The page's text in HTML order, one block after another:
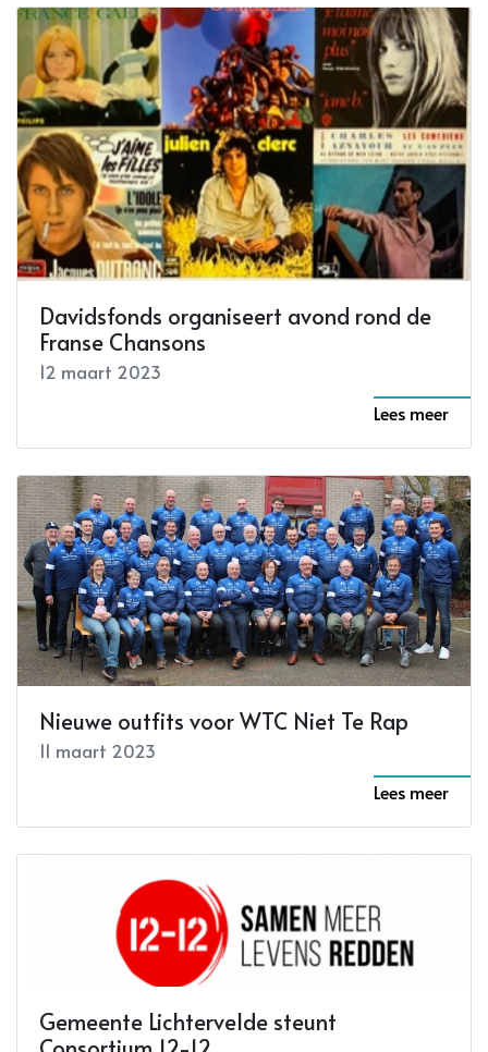
Davidsfonds organiseert avond rond de
Franse Chansons
12 maart 2023
Lees meer
Nieuwe outfits voor WTC Niet Te Rap
11 maart 2023
Lees meer
Gemeente Lichtervelde steunt